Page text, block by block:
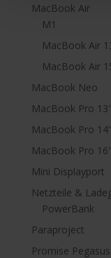
MacBook Air
M1
MacBook Air
MacBook Air
MacBook Neo
MacBook Pro 13"
MacBook Pro 14"
MacBook Pro 16"
Mini Displayport
Netzteile &
PowerBank
Paraproject
Promise